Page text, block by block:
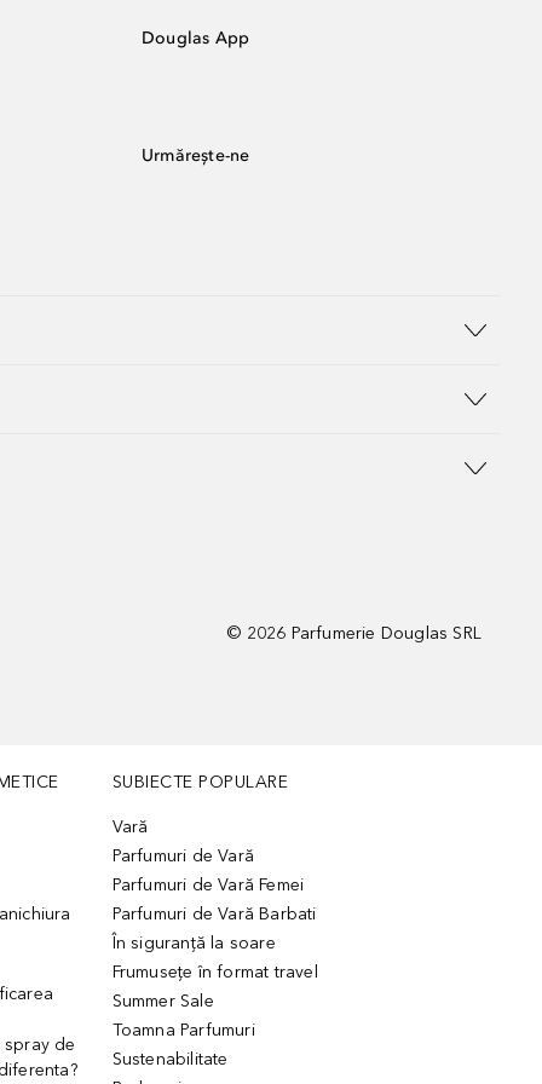
Douglas App
Urmărește-ne
© 2026 Parfumerie Douglas SRL
spray de
SUBIECTE POPULARE
Vară
Parfumuri de Vară
Parfumuri de Vară Femei
Parfumuri de Vară Barbati
În siguranță la soare
Frumusețe în format travel
Summer Sale
Toamna Parfumuri
Sustenabilitate